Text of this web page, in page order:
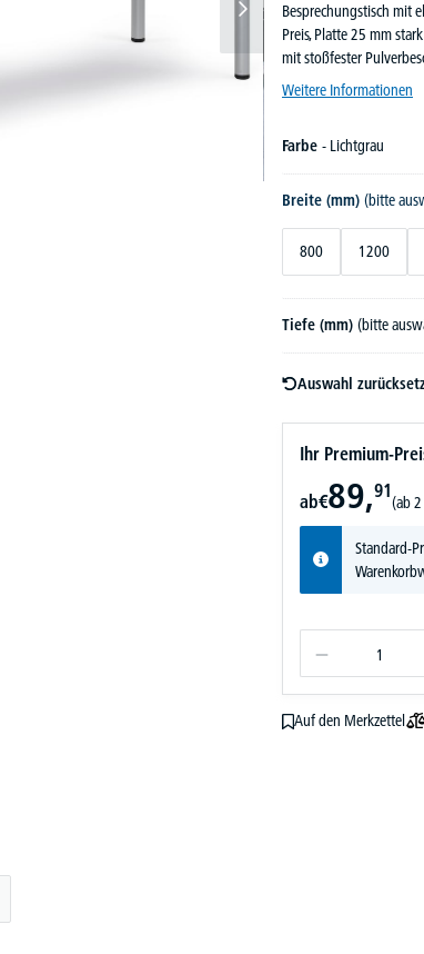
Besprechungstisch mit
Preis, Platte 25 mm
mit stoßfester
Weitere Informationen
Farbe - Lichtgrau
Breite (mm) (bitte
800 1200
Tiefe (mm) (bitte
Auswahl
Ihr Premium-
ab€89,91
(ab 2
Standard-
Auf den Merkzettel